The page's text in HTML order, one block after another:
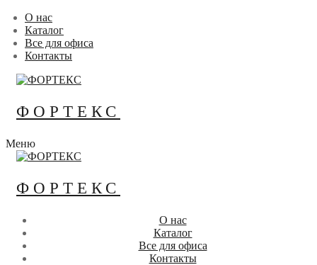
Перейти
содержимому
Меню
Закрыть
О нас
Каталог
Все для офиса
Контакты
ФОРТЕКС
Меню
ФОРТЕКС
О нас
Каталог
Все для офиса
Контакты